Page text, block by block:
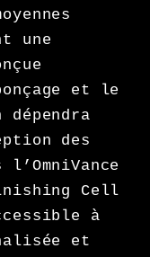
une
et le
dépendra
des
Cell
à
et